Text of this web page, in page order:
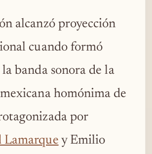
alcanzó proyección
cuando formó
banda sonora de la
homónima de
por
y Emilio